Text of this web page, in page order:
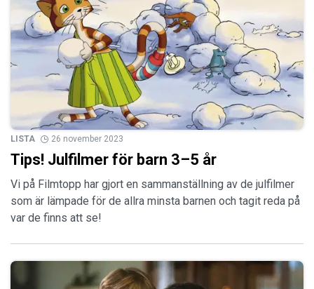
LISTA 26 november 2023
Tips! Julfilmer för barn 3–5 år
Vi på Filmtopp har gjort en sammanställning av de julfilmer
som är lämpade för de allra minsta barnen och tagit reda på
var de finns att se!